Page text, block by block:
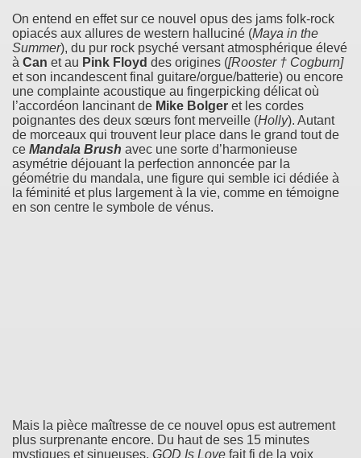
On entend en effet sur ce nouvel opus des jams folk-rock
opiacés aux allures de western halluciné (Maya in the
Summer), du pur rock psyché versant atmosphérique élevé
à Can et au Pink Floyd des origines ([Rooster † Cogburn]
et son incandescent final guitare/orgue/batterie) ou encore
une complainte acoustique au fingerpicking délicat où
l’accordéon lancinant de Mike Bolger et les cordes
poignantes des deux sœurs font merveille (Holly). Autant
de morceaux qui trouvent leur place dans le grand tout de
ce Mandala Brush avec une sorte d’harmonieuse
asymétrie déjouant la perfection annoncée par la
géométrie du mandala, une figure qui semble ici dédiée à
la féminité et plus largement à la vie, comme en témoigne
en son centre le symbole de vénus.
Mais la pièce maîtresse de ce nouvel opus est autrement
plus surprenante encore. Du haut de ses 15 minutes
mystiques et sinueuses, GOD Is Love fait fi de la voix